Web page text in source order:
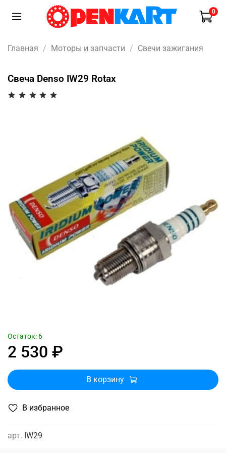
0
Главная Моторы и запчасти Свечи зажигания
Свеча Denso IW29 Rotax
В избранное
арт. IW29
2 530 ₽
Остаток: 6
В корзину